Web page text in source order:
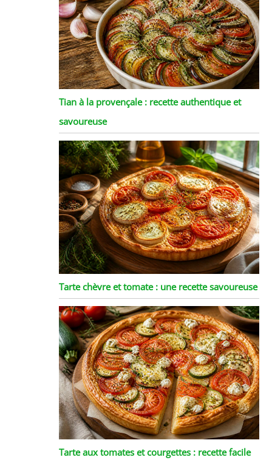
Tian à la provençale : recette authentique et
savoureuse
Tarte chèvre et tomate : une recette savoureuse
Tarte aux tomates et courgettes : recette facile